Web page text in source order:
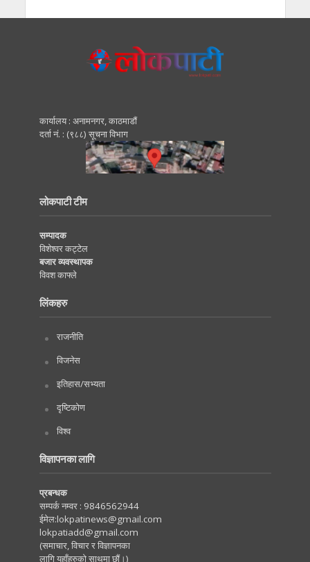
कार्यालय : अनामनगर, काठमाडाैं
दर्ता नं. : (९८८) सूचना विभाग
लोकपाटी टीम
सम्पादक
विशेश्वर कट्टेल
बजार व्यवस्थापक
विवश काफ्ले
लिंकहरु
राजनीति
विजनेस
इतिहास/सभ्यता
दृष्टिकोण
विश्व
विज्ञापनका लागि
प्रबन्धक
सम्पर्क नम्वर : 9846562944
ईमेल:lokpatinews@gmail.com
lokpatiadd@gmail.com
(समाचार, विचार र विज्ञापनका
लागि यहाँहरुको साथमा छौं।)